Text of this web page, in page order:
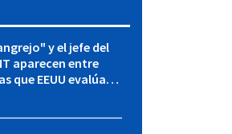
y el jefe del
aparecen entre
que EEUU evalúa